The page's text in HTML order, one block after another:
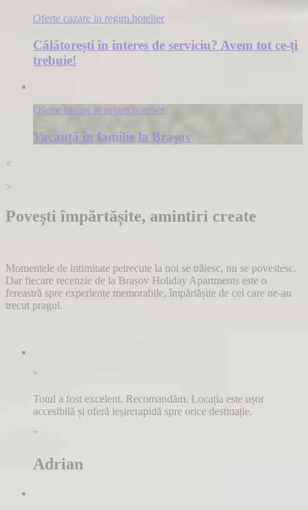
Oferte cazare in regim hotelier
Călătorești în interes de serviciu? Avem tot ce-ți
trebuie!
Oferte cazare in regim hotelier
Vacanță în familie la Brașov
<
>
Povești împărtășite, amintiri create
Momentele de intimitate petrecute la noi se trăiesc, nu se povestesc.
Dar fiecare recenzie de la Brașov Holiday Apartments este o
fereastră spre experiențe memorabile, împărtășite de cei care ne-au
trecut pragul.
"
Totul a fost excelent. Recomandăm. Locația este ușor
accesibilă și oferă ieșirerapidă spre orice destinație.
"
Adrian